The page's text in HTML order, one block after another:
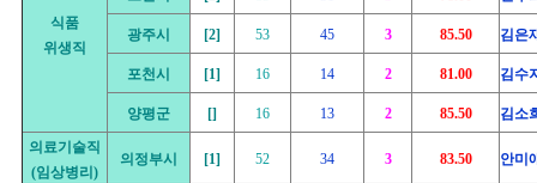
식품
위생직
광주시 [2] 53 45 3 85.50 김은
포천시 [1] 16 14 2 81.00 김수
양평군 [] 16 13 2 85.50
김소
의료기술직
(임상병리)
의정부시 [1] 52 34 3 83.50 안미